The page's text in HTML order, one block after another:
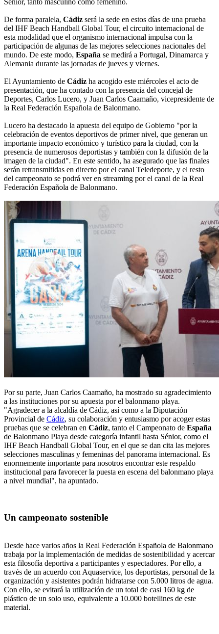
Senior, tanto masculino como femenino.
De forma paralela, Cádiz será la sede en estos días de una prueba
del IHF Beach Handball Global Tour, el circuito internacional de
esta modalidad que el organismo internacional impulsa con la
participación de algunas de las mejores selecciones nacionales del
mundo. De este modo, España se medirá a Portugal, Dinamarca y
Alemania durante las jornadas de jueves y viernes.
El Ayuntamiento de Cádiz ha acogido este miércoles el acto de
presentación, que ha contado con la presencia del concejal de
Deportes, Carlos Lucero, y Juan Carlos Caamaño, vicepresidente de
la Real Federación Española de Balonmano.
Lucero ha destacado la apuesta del equipo de Gobierno "por la
celebración de eventos deportivos de primer nivel, que generan un
importante impacto económico y turístico para la ciudad, con la
presencia de numerosos deportistas y también con la difusión de la
imagen de la ciudad". En este sentido, ha asegurado que las finales
serán retransmitidas en directo por el canal Teledeporte, y el resto
del campeonato se podrá ver en streaming por el canal de la Real
Federación Española de Balonmano.
Por su parte, Juan Carlos Caamaño, ha mostrado su agradecimiento
a las instituciones por su apuesta por el balonmano playa.
"Agradecer a la alcaldía de Cádiz, así como a la Diputación
Provincial de Cádiz, su colaboración y entusiasmo por acoger estas
pruebas que se celebran en Cádiz, tanto el Campeonato de España
de Balonmano Playa desde categoría infantil hasta Sénior, como el
IHF Beach Handball Global Tour, en el que se dan cita las mejores
selecciones masculinas y femeninas del panorama internacional. Es
enormemente importante para nosotros encontrar este respaldo
institucional para favorecer la puesta en escena del balonmano playa
a nivel mundial", ha apuntado.
Un campeonato sostenible
Desde hace varios años la Real Federación Española de Balonmano
trabaja por la implementación de medidas de sostenibilidad y acercar
esta filosofía deportiva a participantes y espectadores. Por ello, a
través de un acuerdo con Aquaservice, los deportistas, personal de la
organización y asistentes podrán hidratarse con 5.000 litros de agua.
Con ello, se evitará la utilización de un total de casi 160 kg de
plástico de un solo uso, equivalente a 10.000 botellines de este
material.